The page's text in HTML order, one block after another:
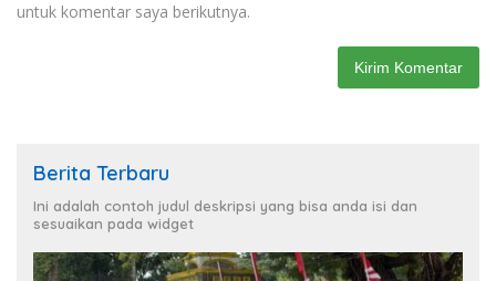
untuk komentar saya berikutnya.
Berita Terbaru
Ini adalah contoh judul deskripsi yang bisa anda isi dan
sesuaikan pada widget